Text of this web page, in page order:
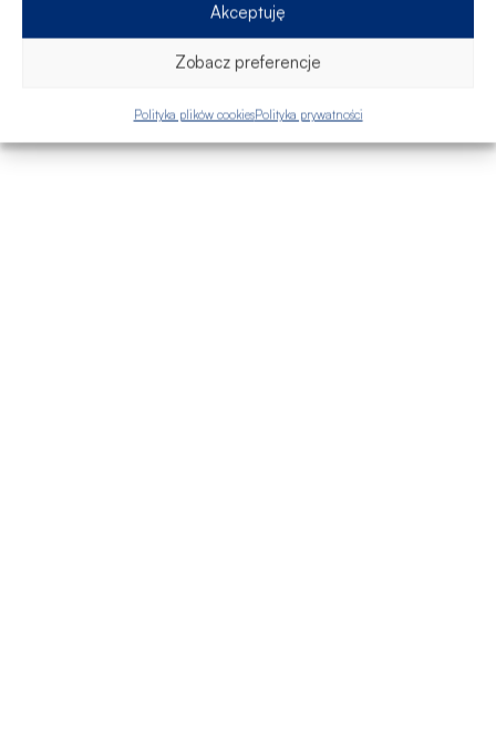
Akceptuję
Zobacz preferencje
Polityka plików cookiesPolityka prywatności